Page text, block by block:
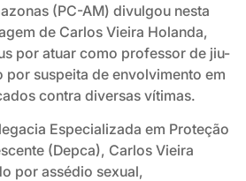
(PC-AM) divulgou nesta
de Carlos Vieira Holanda,
por atuar como professor de jiu-
por suspeita de envolvimento em
contra diversas vítimas.
Especializada em Proteção
(Depca), Carlos Vieira
por assédio sexual,